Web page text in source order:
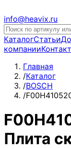
info@heavix.ru
КаталогСтатьи
компании
Главная
/Каталог
/BOSCH
/
Плита